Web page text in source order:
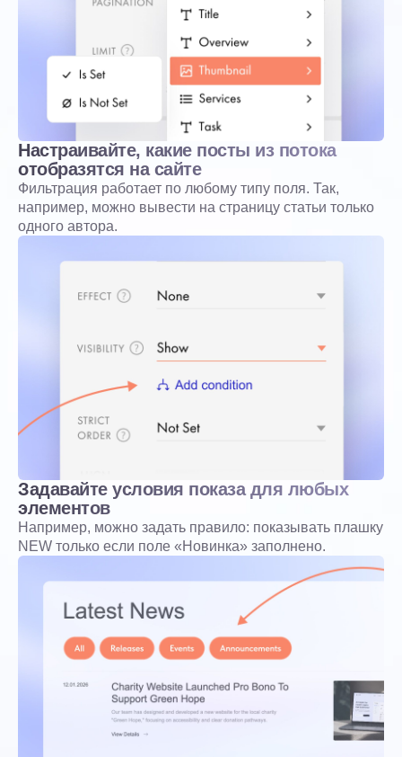
Настраивайте, какие посты из потока
отобразятся на сайте
Фильтрация работает по любому типу поля. Так,
например, можно вывести на страницу статьи только
одного автора.
Задавайте условия показа для любых
элементов
Например, можно задать правило: показывать плашку
NEW только если поле «Новинка» заполнено.